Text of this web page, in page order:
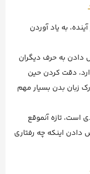
به یاد آوردن
به حرف دیگران
دقت کردن حین
زبان بدن بسیار مهم
است، تازه آنموقع
اینکه چه رفتاری